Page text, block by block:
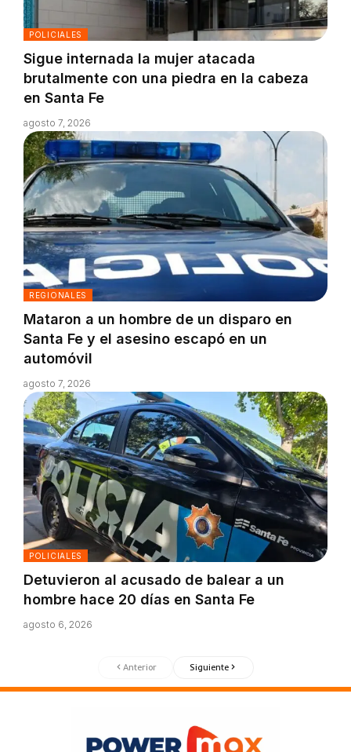
POLICIALES
Sigue internada la mujer atacada
brutalmente con una piedra en la cabeza
en Santa Fe
agosto 7, 2026
REGIONALES
Mataron a un hombre de un disparo en
Santa Fe y el asesino escapó en un
automóvil
agosto 7, 2026
POLICIALES
Detuvieron al acusado de balear a un
hombre hace 20 días en Santa Fe
agosto 6, 2026
Anterior Siguiente